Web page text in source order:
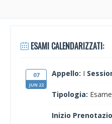
ESAMI CALENDARIZZATI:
07
JUN 22
Appello: I
Tipologia:
Inizio